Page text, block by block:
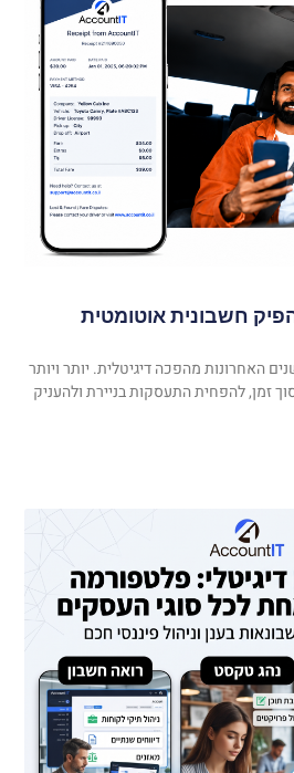
חשבונית אוטומטית
האחרונות מהפכה דיגיטלית. יותר ויותר
זמן, להפחית התעסקות בניירת ולהעניק